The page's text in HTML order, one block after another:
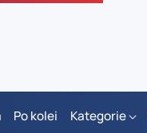
Po kolei Kategorie